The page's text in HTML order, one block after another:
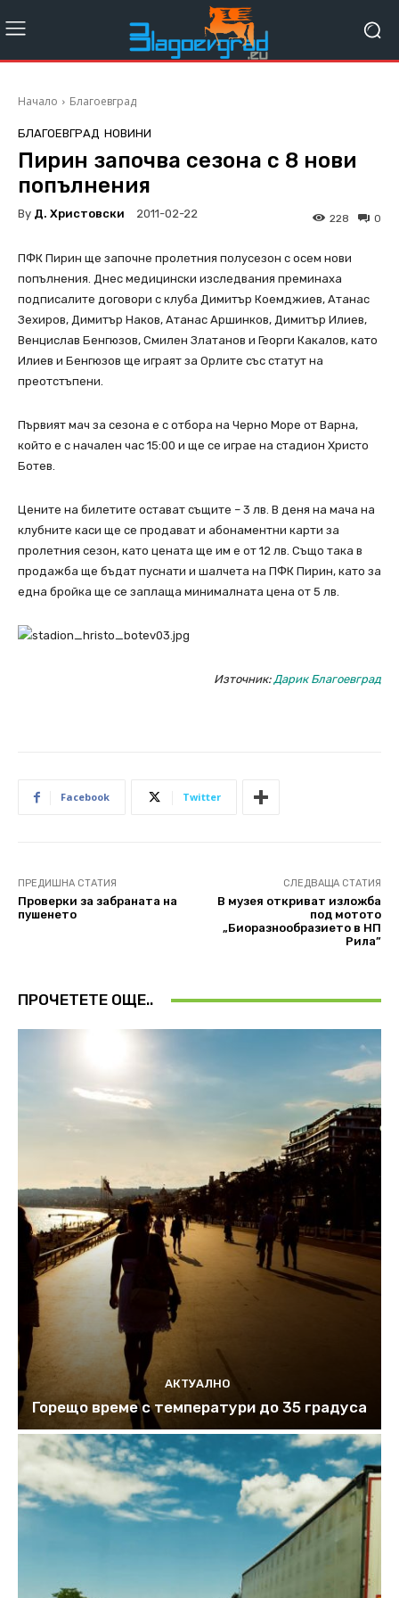
Начало Благоевград
БЛАГОЕВГРАД НОВИНИ
Пирин започва сезона с 8 нови
попълнения
By Д. Христовски 2011-02-22 0
228
ПФК Пирин ще започне пролетния полусезон с осем нови
попълнения. Днес медицински изследвания преминаха
подписалите договори с клуба Димитър Коемджиев, Атанас
Зехиров, Димитър Наков, Атанас Аршинков, Димитър Илиев,
Венцислав Бенгюзов, Смилен Златанов и Георги Какалов, като
Илиев и Бенгюзов ще играят за Орлите със статут на
преотстъпени.
Първият мач за сезона е с отбора на Черно Море от Варна,
който е с начален час 15:00 и ще се играе на стадион Христо
Ботев.
Цените на билетите остават същите – 3 лв. В деня на мача на
клубните каси ще се продават и абонаментни карти за
пролетния сезон, като цената ще им е от 12 лв. Също така в
продажба ще бъдат пуснати и шалчета на ПФК Пирин, като за
една бройка ще се заплаща минималната цена от 5 лв.
Източник:Дарик Благоевград
Facebook Twitter
ПРЕДИШНА СТАТИЯ
Проверки за забраната на
пушенето
СЛЕДВАЩА СТАТИЯ
В музея откриват изложба
под мотото
„Биоразнообразието в НП
Рила”
ПРОЧЕТЕТЕ ОЩЕ..
АКТУАЛНО
Горещо време с температури до 35 градуса